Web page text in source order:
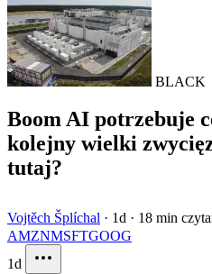
BLACK
Boom AI potrzebuje
kolejny wielki
tutaj?
Vojtěch Šplíchal · 1d · 18 min
AMZNMSFTGOOG
1d